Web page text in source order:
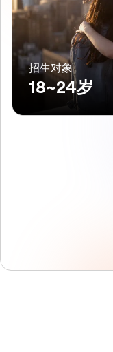
招生对象
18~24岁